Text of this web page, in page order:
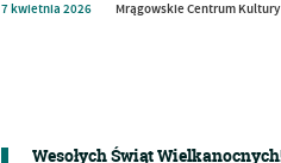
7kwietnia 2026 Mrągowskie Centrum Kultury
Wesołych Świąt